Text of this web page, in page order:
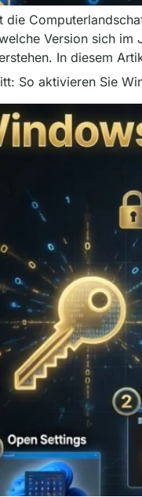
die
Version sich
In diesem
So aktivieren Sie